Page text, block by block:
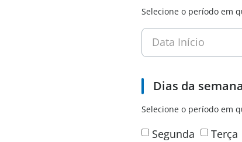
Selecione o período em
Data Início
Dias da semana
Selecione o período em
Segunda Terça